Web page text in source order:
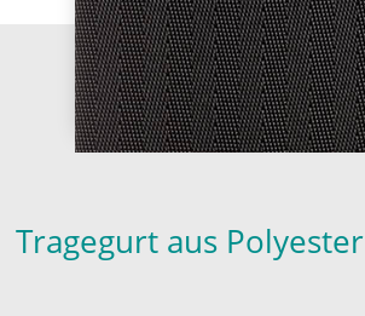
Tragegurt aus Polyester